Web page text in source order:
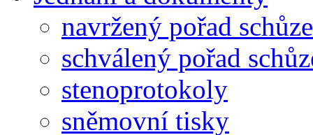
navržený pořad schůze
schválený pořad
stenoprotokoly
sněmovní tisky